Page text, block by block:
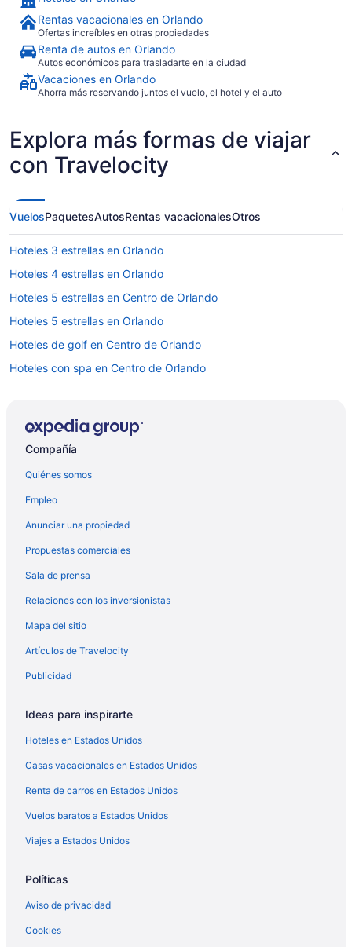
Rentas vacacionales en Orlando
Ofertas increíbles en otras propiedades
Renta de autos en Orlando
Autos económicos para trasladarte en la ciudad
Vacaciones en Orlando
Ahorra más reservando juntos el vuelo, el hotel y el auto
Explora más formas de viajar
con Travelocity
VuelosPaquetesAutosRentas vacacionalesOtros
Hoteles 3 estrellas en Orlando
Hoteles 4 estrellas en Orlando
Hoteles 5 estrellas en Centro de Orlando
Hoteles 5 estrellas en Orlando
Hoteles de golf en Centro de Orlando
Hoteles con spa en Centro de Orlando
Hoteles históricos en Centro de Orlando
Hoteles con cocina en Centro de Orlando
Hoteles con hidromasaje en Centro de Orlando
Hoteles para bodas en Centro de Orlando
Hoteles para fumadores en Centro de Orlando
Hoteles que aceptan mascotas en Centro de Orlando
Hoteles de Starwood Capital en Centro de Orlando
Hoteles en Centro de Orlando
Hoteles en Condado de Orange
Hoteles en Lancaster Park
Cabañas en Northeast Orlando
Casas de campo en Northeast Orlando
Casas de huéspedes en Northeast Orlando
Casas vacacionales en Northeast Orlando
Centros vacacionales en Northeast Orlando
Condominios en Northeast Orlando
Apartamentos en Northeast Orlando
Hoteles que aceptan mascotas en Northeast Orlando
Compañía
Quiénes somos
Empleo
Anunciar una propiedad
Propuestas comerciales
Sala de prensa
Relaciones con los inversionistas
Mapa del sitio
Artículos de Travelocity
Publicidad
Ideas para inspirarte
Hoteles en Estados Unidos
Casas vacacionales en Estados Unidos
Renta de carros en Estados Unidos
Vuelos baratos a Estados Unidos
Viajes a Estados Unidos
Políticas
Aviso de privacidad
Cookies